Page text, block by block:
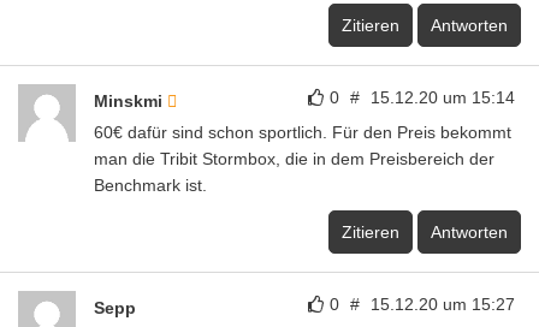
Zitieren Antworten
0 # 15.12.20 um 15:14
Minskmi
60€ dafür sind schon sportlich. Für den Preis bekommt
man die Tribit Stormbox, die in dem Preisbereich der
Benchmark ist.
Zitieren Antworten
0 # 15.12.20 um 15:27
Sepp